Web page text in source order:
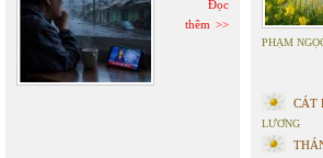
Đọc
thêm
PHẠM
CÁT
LƯƠNG